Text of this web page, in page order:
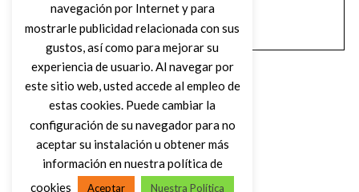
navegación por Internet y para
mostrarle publicidad relacionada con sus
gustos, así como para mejorar su
experiencia de usuario. Al navegar por
este sitio web, usted accede al empleo de
estas cookies. Puede cambiar la
configuración de su navegador para no
aceptar su instalación u obtener más
información en nuestra política de
cookies
Aceptar Nuestra Política